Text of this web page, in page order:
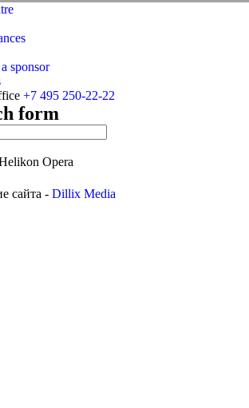
sponsor
+7 495 250-22-22
form
Opera
сайта - Dillix Media